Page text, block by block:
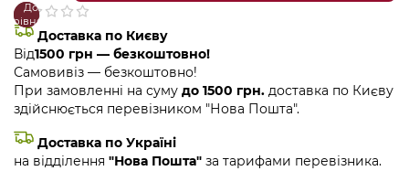
В
закладки
До
Доставка по Києву
Від1500 грн — безкоштовно!
Самовивіз — безкоштовно!
При замовленні на суму до 1500 грн. доставка по Києву
здійснюється перевізником "Нова Пошта".
Доставка по Україні
на відділення "Нова Пошта" за тарифами перевізника.